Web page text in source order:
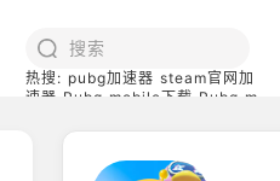
热搜: pubg加速器 steam官网加
速器 Pubg mobile下载 Pubg m